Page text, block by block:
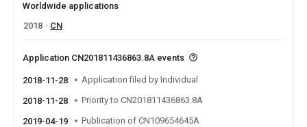
Worldwide applications
2018
CN
Application CN201811436863.8A events
2018-11-28 Application filed by Individual
2018-11-28 Priority to CN201811436863.8A
2019-04-19 Publication of CN109654645A